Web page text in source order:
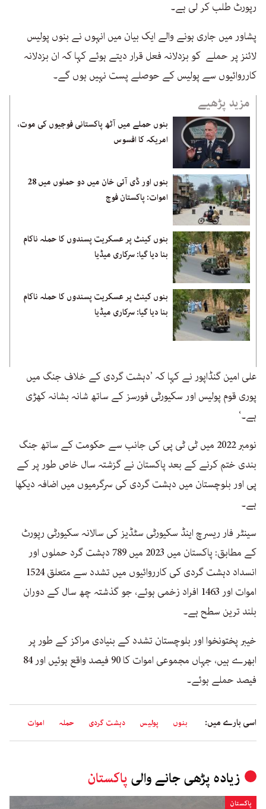
رپورٹ طلب کر لی ہے۔
پشاور میں جاری ہونے والے ایک بیان میں انہوں نے بنوں پولیس
لائنز پر حملے کو بزدلانہ فعل قرار دیتے ہوئے کہا کہ ان بزدلانہ
کارروائیوں سے پولیس کے حوصلے پست نہیں ہوں گے۔
مزید پڑھیے
بنوں حملے میں آٹھ پاکستانی فوجیوں کی موت،
امریکہ کا افسوس
بنوں اور ڈی آئی خان میں دو حملوں میں 28
اموات: پاکستان فوج
بنوں کینٹ پر عسکریت پسندوں کا حملہ ناکام
بنا دیا گیا: سرکاری میڈیا
بنوں کینٹ پر عسکریت پسندوں کا حملہ ناکام
بنا دیا گیا: سرکاری میڈیا
علی امین گنڈاپور نے کہا کہ ’دہشت گردی کے خلاف جنگ میں
پوری قوم پولیس اور سکیورٹی فورسز کے ساتھ شانہ بشانہ کھڑی
ہے۔‘
نومبر 2022 میں ٹی ٹی پی کی جانب سے حکومت کے ساتھ جنگ ​​
بندی ختم کرنے کے بعد پاکستان نے گزشتہ سال خاص طور پر کے
پی اور بلوچستان میں دہشت گردی کی سرگرمیوں میں اضافہ دیکھا
ہے۔
سینٹر فار ریسرچ اینڈ سکیورٹی سٹڈیز کی سالانہ سکیورٹی رپورٹ
کے مطابق: پاکستان میں 2023 میں 789 دہشت گرد حملوں اور
انسداد دہشت گردی کی کارروائیوں میں تشدد سے متعلق 1524
اموات اور 1463 افراد زخمی ہوئے، جو گذشتہ چھ سال کے دوران
بلند ترین سطح ہے۔
خیبر پختونخوا اور بلوچستان تشدد کے بنیادی مراکز کے طور پر
ابھرے ہیں، جہاں مجموعی اموات کا 90 فیصد واقع ہوئیں اور 84
فیصد حملے ہوئے۔
اسی بارے میں: بنوں پولیس دہشت گردی حملہ اموات
زیادہ پڑھی جانے والی پاکستان
پاکستان